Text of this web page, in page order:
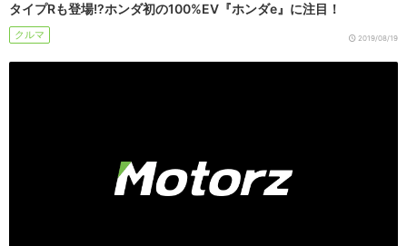
タイプRも登場!?ホンダ初の100%EV『ホンダe』に注目！
クルマ 2019/08/19